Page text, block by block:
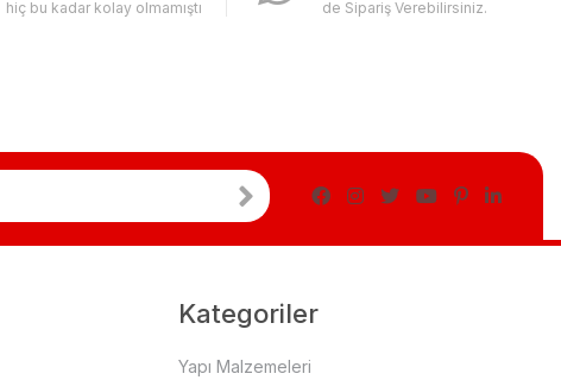
hiç bu kadar kolay olmamıştı
de Sipariş Verebilirsiniz.
Kategoriler
Yapı Malzemeleri